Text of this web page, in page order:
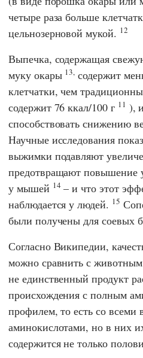
четыре раза больше
цельнозерновой мукой. 12
Выпечка, содержащая
муку окары 13, содержит
клетчатки, чем
содержит 76 ккал/100 г 11 ),
способствовать снижению
Научные исследования
выжимки подавляют
предотвращают повышение
у мышей 14 – и что этот
наблюдается у людей. 15
были получены для соевых
Согласно Википедии,
можно сравнить с
не единственный продукт
происхождения с полным
профилем, то есть со
аминокислотами, но в них
содержится не только